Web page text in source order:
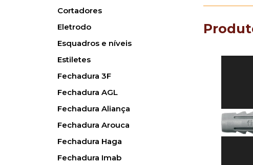
Cortadores
Eletrodo
Esquadros e níveis
Estiletes
Fechadura 3F
Fechadura AGL
Fechadura Aliança
Fechadura Arouca
Fechadura Haga
Fechadura Imab